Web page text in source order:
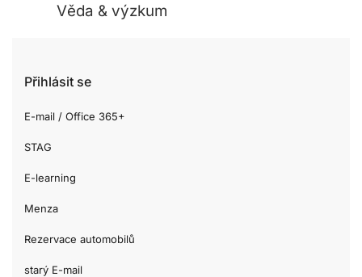
Věda & výzkum
Přihlásit se
E-mail / Office 365+
STAG
E-learning
Menza
Rezervace automobilů
starý E-mail